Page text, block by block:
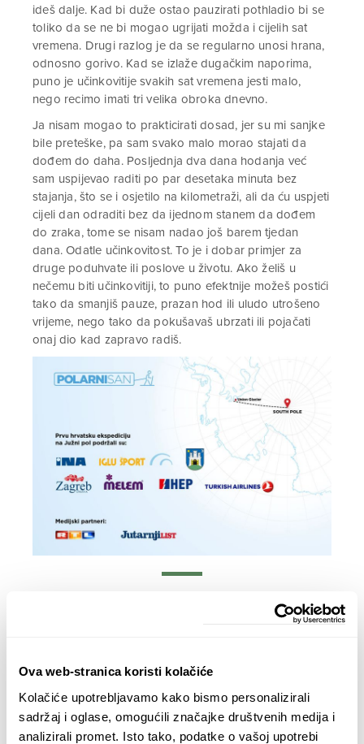
Ova web-stranica koristi kolačiće
Kolačiće upotrebljavamo kako bismo personalizirali
sadržaj i oglase, omogućili značajke društvenih medija i
analizirali promet. Isto tako, podatke o vašoj upotrebi
ideš dalje. Kad bi duže ostao pauzirati pothladio bi se
toliko da se ne bi mogao ugrijati možda i cijelih sat
vremena. Drugi razlog je da se regularno unosi hrana,
odnosno gorivo. Kad se izlaže dugačkim naporima,
puno je učinkovitije svakih sat vremena jesti malo,
nego recimo imati tri velika obroka dnevno.
Ja nisam mogao to prakticirati dosad, jer su mi sanjke
bile preteške, pa sam svako malo morao stajati da
dođem do daha. Posljednja dva dana hodanja već
sam uspijevao raditi po par desetaka minuta bez
stajanja, što se i osjetilo na kilometraži, ali da ću uspjeti
cijeli dan odraditi bez da ijednom stanem da dođem
do zraka, tome se nisam nadao još barem tjedan
dana. Odatle učinkovitost. To je i dobar primjer za
druge poduhvate ili poslove u životu. Ako želiš u
nečemu biti učinkovitiji, to puno efektnije možeš postići
tako da smanjiš pauze, prazan hod ili uludo utrošeno
vrijeme, nego tako da pokušavaš ubrzati ili pojačati
onaj dio kad zapravo radiš.